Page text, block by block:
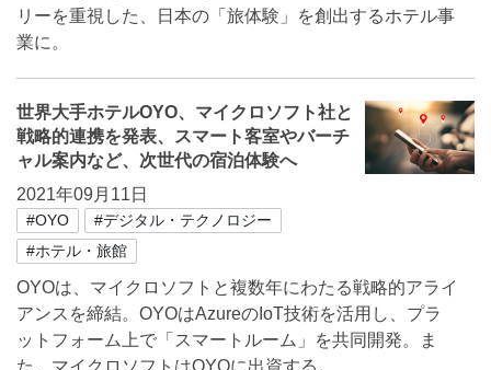
リーを重視した、日本の「旅体験」を創出するホテル事
業に。
世界大手ホテルOYO、マイクロソフト社と
戦略的連携を発表、スマート客室やバーチ
ャル案内など、次世代の宿泊体験へ
2021年09月11日
#OYO
#デジタル・テクノロジー
#ホテル・旅館
OYOは、マイクロソフトと複数年にわたる戦略的アライ
アンスを締結。OYOはAzureのIoT技術を活用し、プラ
ットフォーム上で「スマートルーム」を共同開発。ま
た、マイクロソフトはOYOに出資する。